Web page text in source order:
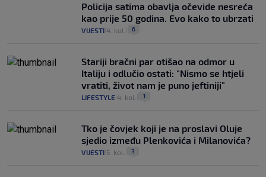
Policija satima obavlja očevide nesreća
kao prije 50 godina. Evo kako to ubrzati
VIJESTI 4. kol. 6
Stariji bračni par otišao na odmor u
Italiju i odlučio ostati: "Nismo se htjeli
vratiti, život nam je puno jeftiniji"
LIFESTYLE 4. kol. 1
Tko je čovjek koji je na proslavi Oluje
sjedio između Plenkovića i Milanovića?
VIJESTI 5. kol. 3